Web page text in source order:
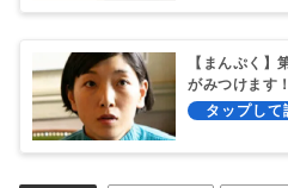
【まんぷく】
がみつけます